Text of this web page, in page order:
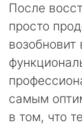
После
просто
самым
в том, что